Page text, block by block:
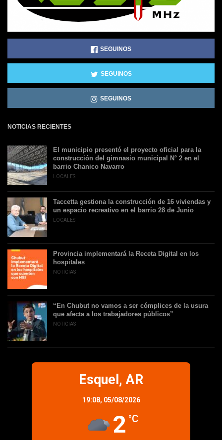
SEGUINOS
SEGUINOS
SEGUINOS
NOTICIAS RECIENTES
El municipio presentó el proyecto oficial para la
construcción del gimnasio municipal N° 2 en el
barrio Chanico Navarro
LOCALES
Taccetta gestiona la construcción de 16 viviendas y
un espacio recreativo en el barrio 28 de Junio
LOCALES
Provincia implementará la Receta Digital en los
hospitales
NOTICIAS
“En Chubut no vamos a ser cómplices de la usura
que afecta a los trabajadores públicos”
NOTICIAS
Esquel, AR
19:08, 05/08/2026
2 °C